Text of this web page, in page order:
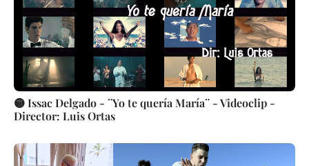
🟡 Issac Delgado - ¨Yo te quería María¨ - Videoclip -
Director: Luis Ortas